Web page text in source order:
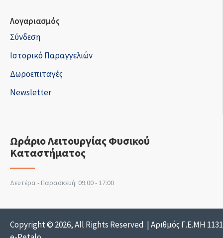
Λογαριασμός
Σύνδεση
Ιστορικό Παραγγελιών
Δωροεπιταγές
Newsletter
Ωράριο Λειτουργίας Φυσικού
Καταστήματος
Δευτέρα - Παρασκευή: 09:00 - 17:00
Copyright © 2026, All Rights Reserved | Αριθμός Γ.Ε.ΜΗ